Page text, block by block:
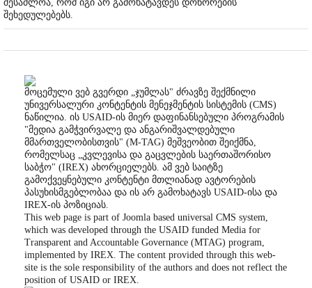
შესაძლოა, რომ იგი არ გამოხატავდეს დონორების
შეხედულებებს.
მოცემული ვებ გვერდი „ჯუმლას" ძრავზე შექმნილი
უნივერსალური კონტენტის მენეჯმენტის სისტემის (CMS)
ნაწილია. ის USAID-ის მიერ დაფინანსებული პროგრამის
"მედია გამჭვირვალე და ანგარიშვალდებული
მმართველობისთვის" (M-TAG) მეშვეობით შეიქმნა,
რომელსაც „კვლევისა და გაცვლების საერთაშორისო
საბჭო" (IREX) ახორციელებს. ამ ვებ საიტზე
გამოქვეყნებული კონტენტი მთლიანად ავტორების
პასუხისმგებლობაა და ის არ გამოხატავს USAID-ისა და
IREX-ის პოზიციას.
This web page is part of Joomla based universal CMS system,
which was developed through the USAID funded Media for
Transparent and Accountable Governance (MTAG) program,
implemented by IREX. The content provided through this web-
site is the sole responsibility of the authors and does not reflect the
position of USAID or IREX.